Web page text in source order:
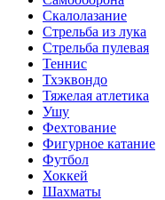
Скалолазание
Стрельба из лука
Стрельба пулевая
Теннис
Тхэквондо
Тяжелая атлетика
Ушу
Фехтование
Фигурное катание
Футбол
Хоккей
Шахматы